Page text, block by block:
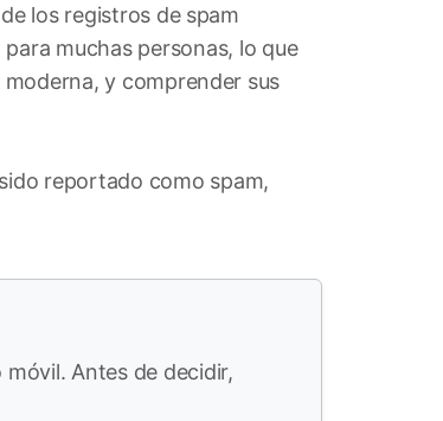
los registros de spam
muchas personas, lo que
y comprender sus
reportado como spam,
Antes de decidir,